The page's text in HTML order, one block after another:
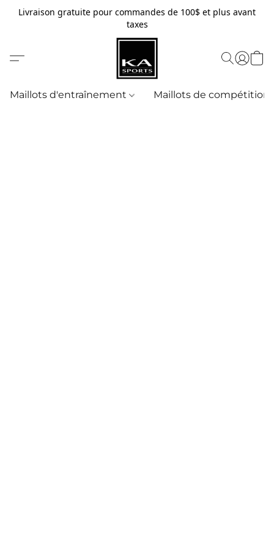
Livraison gratuite pour commandes de 100$ et plus avant
taxes
Maillots d'entraînement Maillots de compétition